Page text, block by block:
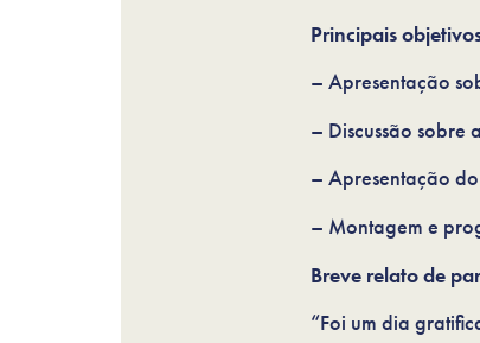
Principais
– Apresentação
– Discussão
– Apresentação
– Montagem e
Breve relato de
“Foi um dia